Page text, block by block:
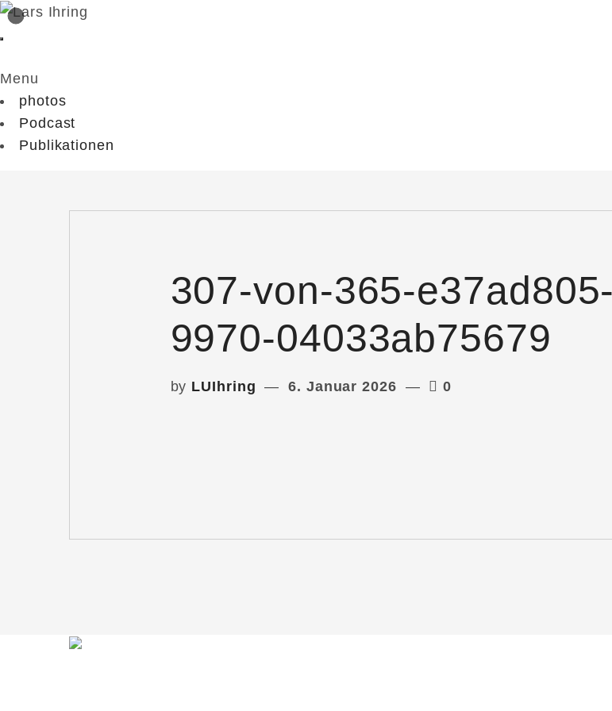
Menu
photos
Podcast
Publikationen
307-von-365-
9970-04033ab75679
by LUIhring 6. Januar 2026 0